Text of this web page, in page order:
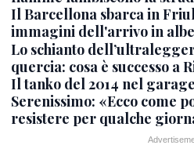
Il Barcellona sbarca in
immagini dell'arrivo in
Lo schianto
quercia: cosa è successo a
Il tanko del 2014 nel
Serenissimo: «Ecco come
resistere per qualche